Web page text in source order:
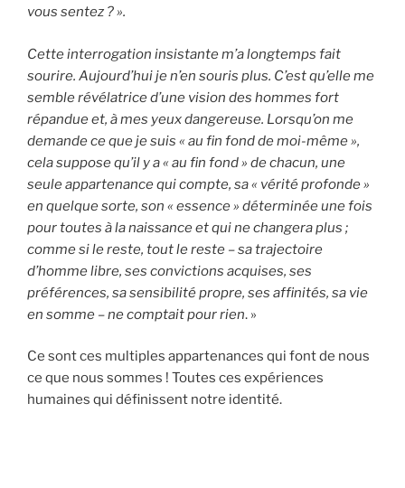
vous sentez ? ».
Cette interrogation insistante m’a longtemps fait
sourire. Aujourd’hui je n’en souris plus. C’est qu’elle me
semble révélatrice d’une vision des hommes fort
répandue et, à mes yeux dangereuse. Lorsqu’on me
demande ce que je suis « au fin fond de moi-même »,
cela suppose qu’il y a « au fin fond » de chacun, une
seule appartenance qui compte, sa « vérité profonde »
en quelque sorte, son « essence » déterminée une fois
pour toutes à la naissance et qui ne changera plus ;
comme si le reste, tout le reste – sa trajectoire
d’homme libre, ses convictions acquises, ses
préférences, sa sensibilité propre, ses affinités, sa vie
en somme – ne comptait pour rien. »
Ce sont ces multiples appartenances qui font de nous
ce que nous sommes ! Toutes ces expériences
humaines qui définissent notre identité.